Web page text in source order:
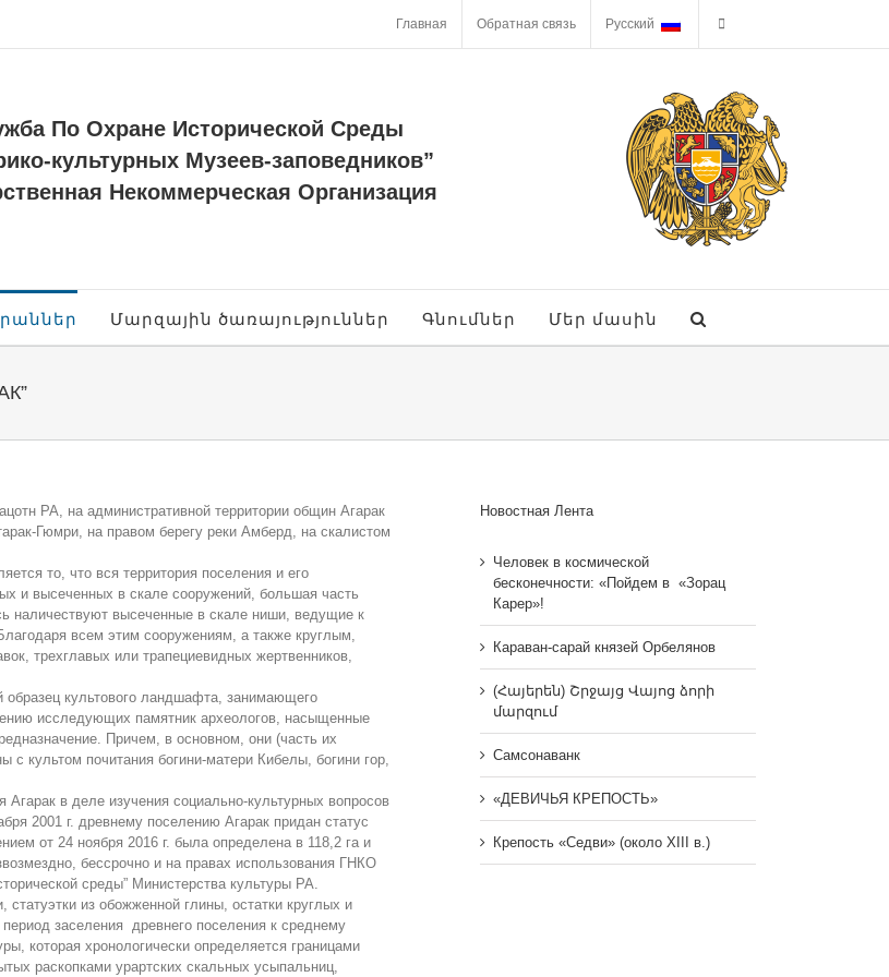
Главная Обратная связь Русский
По Охране Исторической Среды
культурных Музеев-заповедников”
Некоммерческая Организация
Մարզային ծառայություններ Գնումներ Մեր մասին
РА, на административной территории общин Агарак
Гюмри, на правом берегу реки Амберд, на скалистом
то, что вся территория поселения и его
и высеченных в скале сооружений, большая часть
наличествуют высеченные в скале ниши, ведущие к
всем этим сооружениям, а также круглым,
трехглавых или трапециевидных жертвенников,
образец культового ландшафта, занимающего
исследующих памятник археологов, насыщенные
Причем, в основном, они (часть их
с культом почитания богини-матери Кибелы, богини гор,
в деле изучения социально-культурных вопросов
2001 г. древнему поселению Агарак придан статус
от 24 ноября 2016 г. была определена в 118,2 га и
бессрочно и на правах использования ГНКО
среды” Министерства культуры РА.
из обожженной глины, остатки круглых и
заселения древнего поселения к среднему
которая хронологически определяется границами
раскопками урартских скальных усыпальниц,
Новостная Лента
Человек в космической
бесконечности: «Пойдем в «Зорац
Карер»!
Караван-сарай князей Орбелянов
(Հայերեն) Շրջայց Վայոց ձորի
մարզում
Самсонаванк
«ДЕВИЧЬЯ КРЕПОСТЬ»
Крепость «Седви» (около XIII в.)